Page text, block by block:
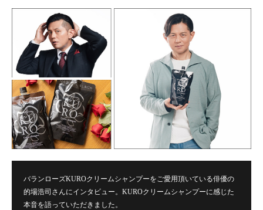
お問い合わせはこちら
バランローズKUROクリームシャンプーをご愛用頂いている俳優の
的場浩司さんにインタビュー。KUROクリームシャンプーに感じた
本音を語っていただきました。